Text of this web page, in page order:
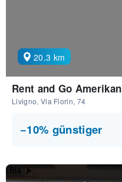
20.3 km
Rent and Go Amerikan
Livigno, Via Florin, 74
−10% günstiger